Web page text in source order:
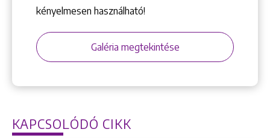
kényelmesen használható!
Galéria megtekintése
KAPCSOLÓDÓ CIKK